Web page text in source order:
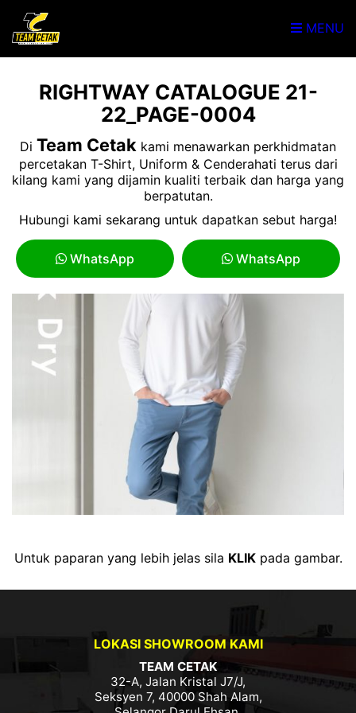
MENU
RIGHTWAY CATALOGUE 21-
22_PAGE-0004
Di Team Cetak kami menawarkan perkhidmatan
percetakan T-Shirt, Uniform & Cenderahati terus dari
kilang kami yang dijamin kualiti terbaik dan harga yang
berpatutan.
Hubungi kami sekarang untuk dapatkan sebut harga!
WhatsApp WhatsApp
Untuk paparan yang lebih jelas sila KLIKpada gambar.
LOKASI SHOWROOM KAMI
TEAM CETAK
32-A, Jalan Kristal J7/J,
Seksyen 7, 40000 Shah Alam,